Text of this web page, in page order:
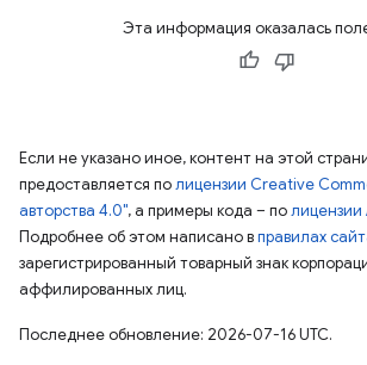
Эта информация оказалась
Если не указано иное, контент на этой
предоставляется полицензии Creative
авторства 4.0", а примеры кода – полицензии
Подробнее об этом написано вправилах
зарегистрированный товарный знак
аффилированных лиц.
Последнее обновление: 2026-07-16 UTC.